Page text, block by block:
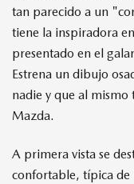
tan parecido a un
tiene la inspiradora
presentado en el
Estrena un dibujo
nadie y que al
Mazda.
A primera vista se
confortable, típica de